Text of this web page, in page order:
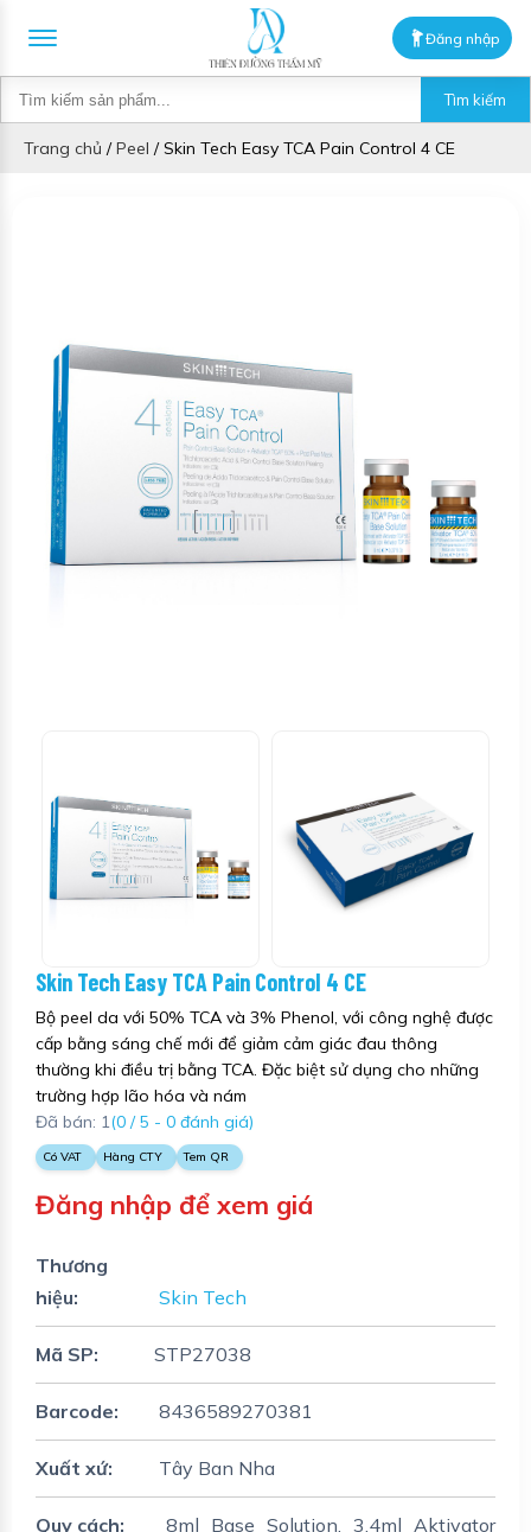
Đăng nhập
Tìm kiếm
Trang chủ /Peel /Skin Tech Easy TCA Pain Control 4 CE
Skin Tech Easy TCA Pain Control 4 CE
Bộ peel da với 50% TCA và 3% Phenol, với công nghệ được
cấp bằng sáng chế mới để giảm cảm giác đau thông
thường khi điều trị bằng TCA. Đặc biệt sử dụng cho những
trường hợp lão hóa và nám
Đã bán: 1(0 / 5 - 0 đánh giá)
Có VAT Hàng CTY Tem QR
Đăng nhập để xem giá
Thương
hiệu:
Skin Tech
Mã SP: STP27038
Barcode: 8436589270381
Xuất xứ: Tây Ban Nha
Quy cách:
8ml Base Solution, 3.4ml Aktivator